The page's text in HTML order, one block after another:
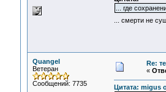
... где
... смерти не
Quangel
Ветеран
Сообщений: 7735
Re:
«
Цитата: migus